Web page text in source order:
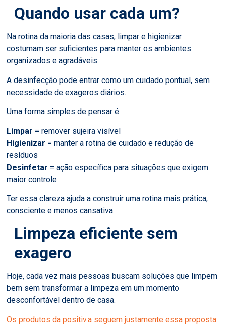
Quando usar cada um?
Na rotina da maioria das casas, limpar e higienizar
costumam ser suficientes para manter os ambientes
organizados e agradáveis.
A desinfecção pode entrar como um cuidado pontual, sem
necessidade de exageros diários.
Uma forma simples de pensar é:
Limpar = remover sujeira visível
Higienizar = manter a rotina de cuidado e redução de
resíduos
Desinfetar = ação específica para situações que exigem
maior controle
Ter essa clareza ajuda a construir uma rotina mais prática,
consciente e menos cansativa.
Limpeza eficiente sem
exagero
Hoje, cada vez mais pessoas buscam soluções que limpem
bem sem transformar a limpeza em um momento
desconfortável dentro de casa.
Os produtos da positiv.a seguem justamente essa proposta: